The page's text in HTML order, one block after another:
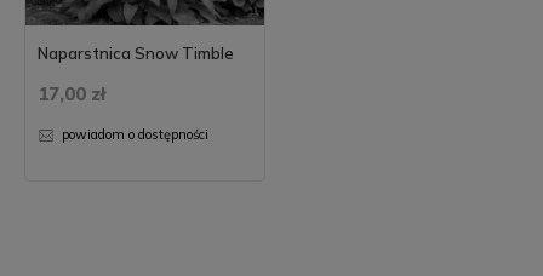
Naparstnica Snow Timble
17,00 zł
powiadom o dostępności